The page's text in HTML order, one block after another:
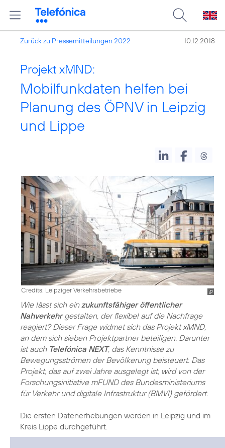
Zurück zu Pressemitteilungen 2022 10.12.2018
Projekt xMND:
Mobilfunkdaten helfen bei
Planung des ÖPNV in Leipzig
und Lippe
Credits: Leipziger Verkehrsbetriebe
Wie lässt sich ein zukunftsfähiger öffentlicher
Nahverkehrgestalten, der flexibel auf die Nachfrage
reagiert? Dieser Frage widmet sich das Projekt xMND,
an dem sich sieben Projektpartner beteiligen. Darunter
ist auch Telefónica NEXT, das Kenntnisse zu
Bewegungsströmen der Bevölkerung beisteuert. Das
Projekt, das auf zwei Jahre ausgelegt ist, wird von der
Forschungsinitiative mFUND des Bundesministeriums
für Verkehr und digitale Infrastruktur (BMVI) gefördert.
Die ersten Datenerhebungen werden in Leipzig und im
Kreis Lippe durchgeführt.